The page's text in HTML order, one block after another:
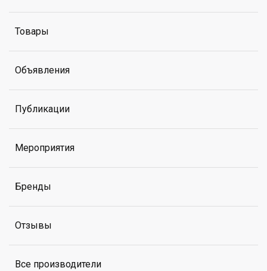
Товары
Объявления
Публикации
Мероприятия
Бренды
Отзывы
Все производители